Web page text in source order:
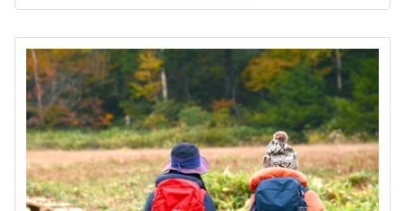
詳細
【和室13畳】＜角部屋・眺望抜群
＞ゲレンデビュー［30平米］
宿泊人数：2～5人